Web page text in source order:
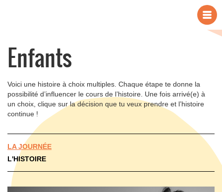
Enfants
Voici une histoire à choix multiples. Chaque étape te donne la
possibilité d’influencer le cours de l’histoire. Une fois arrivé(e) à
un choix, clique sur la décision que tu veux prendre et l’histoire
continue !
LA JOURNÉE
L'HISTOIRE